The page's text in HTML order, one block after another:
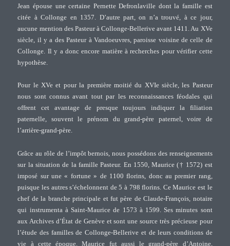
Jean épouse une certaine Pernette Defronlaville dont la famille est
citée à Collonge en 1357. D’autre part, on n’a trouvé, à ce jour,
aucune mention des Pasteur à Collonge-Bellerive avant 1411. Au XVe
siècle, il y a des Pasteur à Vandoeuvres, paroisse voisine de celle de
Collonge. Il y a donc encore matière à recherches pour vérifier cette
hypothèse.
Pour le XVe et pour la première moitié du XVIe siècle, les Pasteur
nous sont connus avant tout par les reconnaissances féodales qui
offrent cet avantage de presque toujours indiquer la filiation
paternelle, souvent le prénom du grand-père paternel, voire de
l’arrière-grand-père.
Grâce au rôle de l’impôt bernois, nous possédons des renseignements
sur la situation de la famille Pasteur. En 1550, Maurice († 1572) est
imposé sur une « fortune » de 1100 florins, donc au premier rang,
puisque les autres s’échelonnent de 5 à 798 florins. Ce Maurice est le
chef de la branche principale et fut père de Claude-François, notaire
qui instrumenta à Saint-Maurice de 1573 à 1599. Ses minutes sont
aux Archives d’État de Genève et sont une source très précieuse pour
l’étude des familles de Collonge-Bellerive et de leurs conditions de
vie à cette époque. Maurice fut aussi le grand-père d’Antoine,